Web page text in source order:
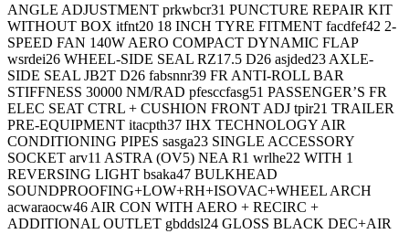
ANGLE ADJUSTMENT prkwbcr31 PUNCTURE REPAIR KIT
WITHOUT BOX itfnt20 18 INCH TYRE FITMENT facdfef42 2-
SPEED FAN 140W AERO COMPACT DYNAMIC FLAP
wsrdei26 WHEEL-SIDE SEAL RZ17.5 D26 asjded23 AXLE-
SIDE SEAL JB2T D26 fabsnnr39 FR ANTI-ROLL BAR
STIFFNESS 30000 NM/RAD pfesccfasg51 PASSENGER’S FR
ELEC SEAT CTRL + CUSHION FRONT ADJ tpir21 TRAILER
PRE-EQUIPMENT itacpth37 IHX TECHNOLOGY AIR
CONDITIONING PIPES sasga23 SINGLE ACCESSORY
SOCKET arv11 ASTRA (OV5) NEA R1 wrlhe22 WITH 1
REVERSING LIGHT bsaka47 BULKHEAD
SOUNDPROOFING+LOW+RH+ISOVAC+WHEEL ARCH
acwaraocw46 AIR CON WITH AERO + RECIRC +
ADDITIONAL OUTLET gbddsl24 GLOSS BLACK DEC+AIR